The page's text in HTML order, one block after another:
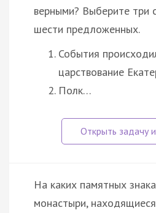
верными? Выберите три
шести предложенных.
События
царствование
Полк…
На каких памятных
монастыри,